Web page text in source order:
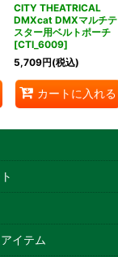
CITY THEATRICAL
DMXcat DMXマルチテ
スター用ベルトポーチ
[CTI_6009]
5,709円(税込)
カートに入れる
イテム